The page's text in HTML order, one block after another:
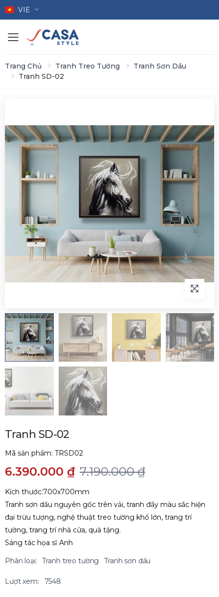
VIE
Toggle mobile menu
Trang Chủ Tranh Treo Tường
Tranh Sơn Dầu
Tranh SD-02
Tranh SD-02
Mã sản phẩm: TRSD02
6.390.000 ₫ 7.190.000 ₫
Kích thước:700x700mm
Tranh sơn dầu nguyên gốc trên vải, tranh đầy màu sắc hiện
đại trừu tượng, nghệ thuật treo tường khổ lớn, trang trí
tường, trang trí nhà cửa, quà tặng.
Sáng tác họa sĩ Anh
Phân loại: Tranh treo tường Tranh sơn dầu
Lượt xem: 7548